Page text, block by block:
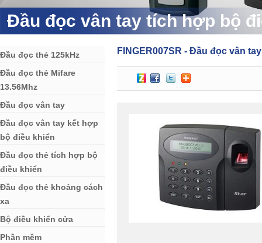
Đầu đọc vân tay tích hợp bộ
Đầu đọc thẻ 125kHz
Đầu đọc thẻ Mifare
13.56Mhz
Đầu đọc vân tay
Đầu đọc vân tay kết hợp
bộ điều khiển
Đầu đọc thẻ tích hợp bộ
điều khiển
Đầu đọc thẻ khoảng cách
xa
Bộ điều khiển cửa
Phần mềm
FINGER007SR - Đầu đọc vân